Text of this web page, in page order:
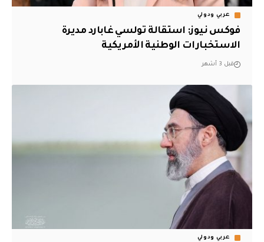
عربي ودولي
فوكس نيوز: استقالة تولسي غابارد مديرة
الاستخبارات الوطنية الأمريكية
قبل 3 أشهر
عربي ودولي